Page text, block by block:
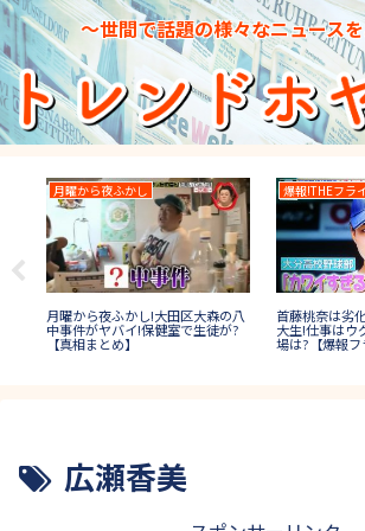
～世間で話題の様々なニュース
月曜から夜ふかし
月曜から夜ふかし!大田区大森の八
中事件がヤバイ!保健室で生徒が?
【真相まとめ】
爆報!THEフラ
首藤桃奈は劣
大生!仕事はウ
場は?【爆報フ
広瀬香美